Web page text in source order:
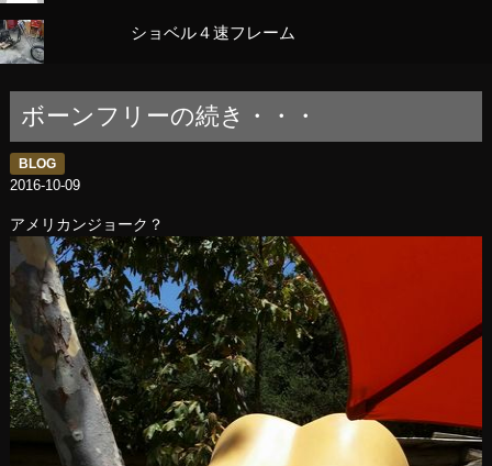
ショベル４速フレーム
ボーンフリーの続き・・・
BLOG
2016-10-09
アメリカンジョーク？